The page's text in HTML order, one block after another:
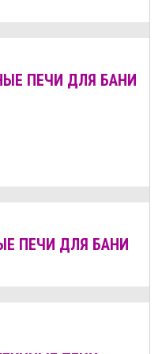
ПЕЧИ ДЛЯ БАНИ
ПЕЧИ ДЛЯ БАНИ